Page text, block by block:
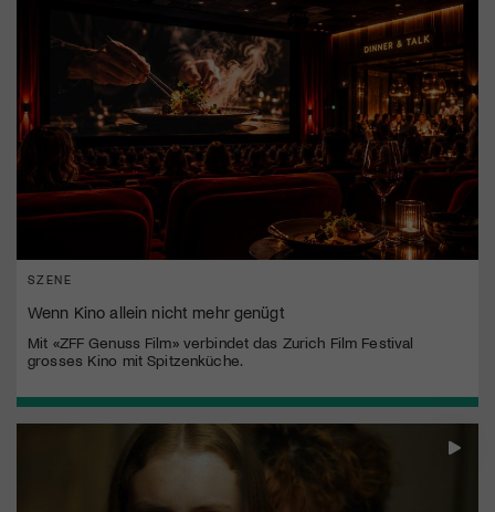
SZENE
Wenn Kino allein nicht mehr genügt
Mit «ZFF Genuss Film» verbindet das Zurich Film Festival
grosses Kino mit Spitzenküche.